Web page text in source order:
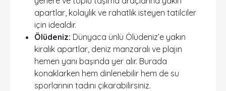
apartlar, kolaylık ve rahatlık isteyen tatilciler
için idealdir.
Ölüdeniz: Dünyaca ünlü Ölüdeniz’e yakın
kiralık apartlar, deniz manzaralı ve plajın
hemen yanı başında yer alır. Burada
konaklarken hem dinlenebilir hem de su
sporlarının tadını çıkarabilirsiniz.